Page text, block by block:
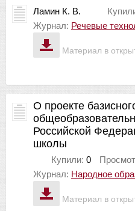
Материал в
Ламин К. В.
Журнал: Речевые
Материал в
О проекте
Российской
школы
Купили: 0
Журнал: Народное